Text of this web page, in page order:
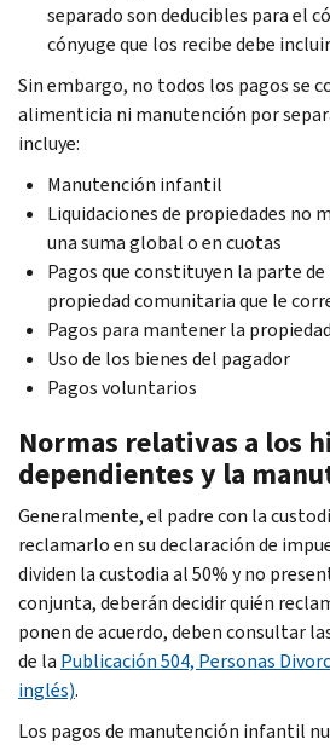
separado son deducibles para el
cónyuge que los recibe debe
Sin embargo, no todos los pagos se
alimenticia ni manutención por
incluye:
Manutención infantil
Liquidaciones de propiedades no
una suma global o en cuotas
Pagos que constituyen la parte
propiedad comunitaria que le
Pagos para mantener la
Uso de los bienes del pagador
Pagos voluntarios
Normas relativas a los
dependientes y la
Generalmente, el padre con la
reclamarlo en su declaración de
dividen la custodia al 50% y no
conjunta, deberán decidir quién
ponen de acuerdo, deben consultar
de la Publicación 504, Personas
inglés).
Los pagos de manutención infantil